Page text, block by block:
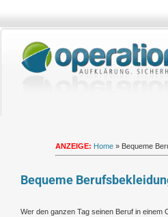
springen
ANZEIGE: Home » Bequeme
Bequeme
Wer den ganzen Tag seinen Beruf in einem